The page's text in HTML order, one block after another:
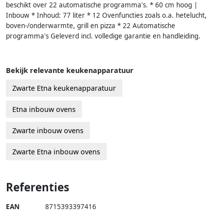
beschikt over 22 automatische programma's. * 60 cm hoog |
Inbouw * Inhoud: 77 liter * 12 Ovenfuncties zoals o.a. hetelucht,
boven-/onderwarmte, grill en pizza * 22 Automatische
programma's Geleverd incl. volledige garantie en handleiding.
Bekijk relevante keukenapparatuur
Zwarte Etna keukenapparatuur
Etna inbouw ovens
Zwarte inbouw ovens
Zwarte Etna inbouw ovens
Referenties
EAN 8715393397416